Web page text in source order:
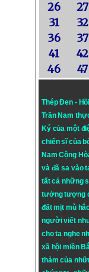
26
27
31
32
36
37
41
42
46
47
Thép Đen -
Trần Nam
Ký của một
chiến sĩ của
Nam Cộng
và đã sa vào
tất cả những
tưởng tượng
đất mịt mù
người viết
cho ta nghe
xã hội miền
thảm của